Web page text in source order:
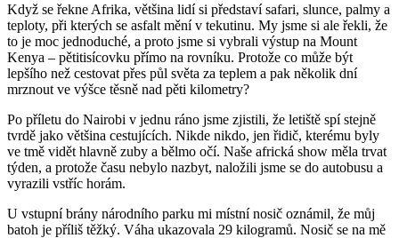
Když se řekne Afrika, většina lidí si představí safari, slunce, palmy a
teploty, při kterých se asfalt mění v tekutinu. My jsme si ale řekli, že
to je moc jednoduché, a proto jsme si vybrali výstup na Mount
Kenya – pětitisícovku přímo na rovníku. Protože co může být
lepšího než cestovat přes půl světa za teplem a pak několik dní
mrznout ve výšce těsně nad pěti kilometry?
Po příletu do Nairobi v jednu ráno jsme zjistili, že letiště spí stejně
tvrdě jako většina cestujících. Nikde nikdo, jen řidič, kterému byly
ve tmě vidět hlavně zuby a bělmo očí. Naše africká show měla trvat
týden, a protože času nebylo nazbyt, naložili jsme se do autobusu a
vyrazili vstříc horám.
U vstupní brány národního parku mi místní nosič oznámil, že můj
batoh je příliš těžký. Váha ukazovala 29 kilogramů. Nosič se na mě